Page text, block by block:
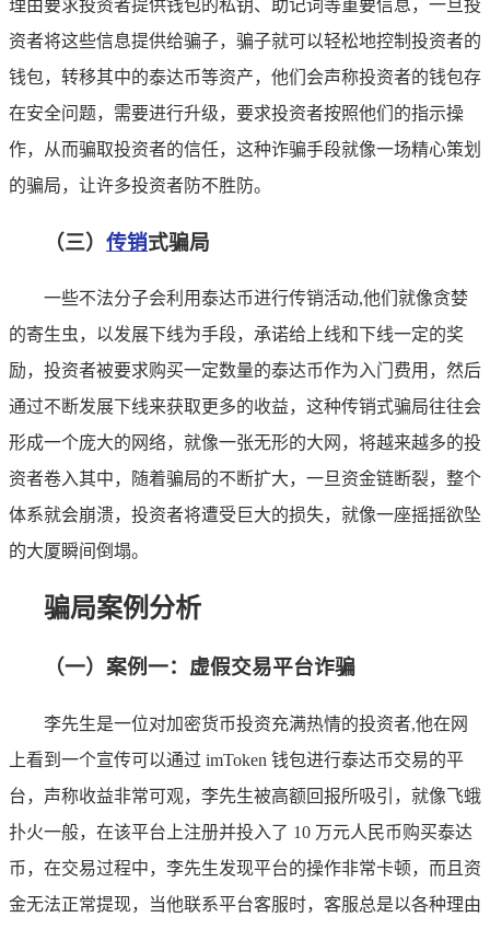
理由要求投资者提供钱包的私钥、助记词等重要信息，一旦投
资者将这些信息提供给骗子，骗子就可以轻松地控制投资者的
钱包，转移其中的泰达币等资产，他们会声称投资者的钱包存
在安全问题，需要进行升级，要求投资者按照他们的指示操
作，从而骗取投资者的信任，这种诈骗手段就像一场精心策划
的骗局，让许多投资者防不胜防。
（三） 传销式骗局
一些不法分子会利用泰达币进行传销活动,他们就像贪婪
的寄生虫，以发展下线为手段，承诺给上线和下线一定的奖
励，投资者被要求购买一定数量的泰达币作为入门费用，然后
通过不断发展下线来获取更多的收益，这种传销式骗局往往会
形成一个庞大的网络，就像一张无形的大网，将越来越多的投
资者卷入其中，随着骗局的不断扩大，一旦资金链断裂，整个
体系就会崩溃，投资者将遭受巨大的损失，就像一座摇摇欲坠
的大厦瞬间倒塌。
骗局案例分析
（一）案例一：虚假交易平台诈骗
李先生是一位对加密货币投资充满热情的投资者,他在网
上看到一个宣传可以通过 imToken 钱包进行泰达币交易的平
台，声称收益非常可观，李先生被高额回报所吸引，就像飞蛾
扑火一般，在该平台上注册并投入了 10 万元人民币购买泰达
币，在交易过程中，李先生发现平台的操作非常卡顿，而且资
金无法正常提现，当他联系平台客服时，客服总是以各种理由